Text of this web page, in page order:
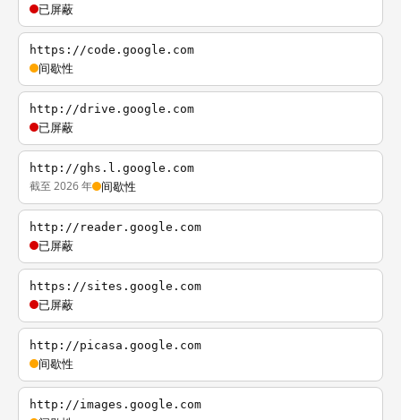
已屏蔽
https://code.google.com
间歇性
http://drive.google.com
已屏蔽
http://ghs.l.google.com
截至 2026 年 间歇性
http://reader.google.com
已屏蔽
https://sites.google.com
已屏蔽
http://picasa.google.com
间歇性
http://images.google.com